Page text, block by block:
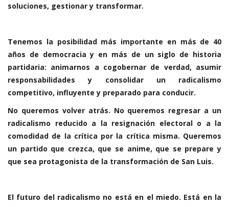
soluciones, gestionar y transformar.
Tenemos la posibilidad más importante en más de 40
años de democracia y en más de un siglo de historia
partidaria: animarnos a cogobernar de verdad, asumir
responsabilidades y consolidar un radicalismo
competitivo, influyente y preparado para conducir.
No queremos volver atrás. No queremos regresar a un
radicalismo reducido a la resignación electoral o a la
comodidad de la crítica por la crítica misma. Queremos
un partido que crezca, que se anime, que se prepare y
que sea protagonista de la transformación de San Luis.
El futuro del radicalismo no está en el miedo. Está en la